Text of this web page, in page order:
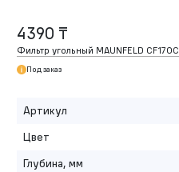
4390 ₸
Фильтр угольный MAUNFELD CF170С
Под заказ
Артикул
Цвет
Глубина, мм